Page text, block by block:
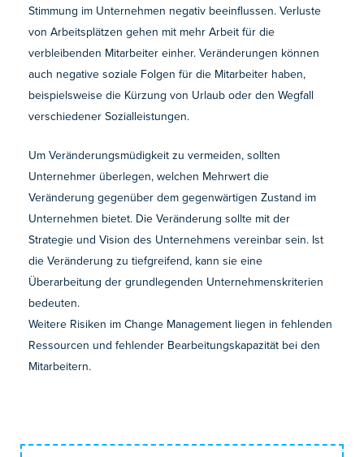
Stimmung im Unternehmen negativ beeinflussen. Verluste
von Arbeitsplätzen gehen mit mehr Arbeit für die
verbleibenden Mitarbeiter einher. Veränderungen können
auch negative soziale Folgen für die Mitarbeiter haben,
beispielsweise die Kürzung von Urlaub oder den Wegfall
verschiedener Sozialleistungen.
Um Veränderungsmüdigkeit zu vermeiden, sollten
Unternehmer überlegen, welchen Mehrwert die
Veränderung gegenüber dem gegenwärtigen Zustand im
Unternehmen bietet. Die Veränderung sollte mit der
Strategie und Vision des Unternehmens vereinbar sein. Ist
die Veränderung zu tiefgreifend, kann sie eine
Überarbeitung der grundlegenden Unternehmenskriterien
bedeuten.
Weitere Risiken im Change Management liegen in fehlenden
Ressourcen und fehlender Bearbeitungskapazität bei den
Mitarbeitern.